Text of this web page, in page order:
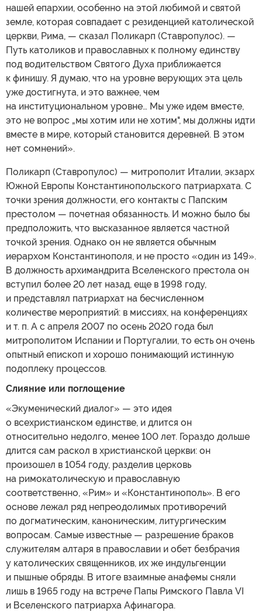
нашей епархии, особенно на этой любимой и святой
земле, которая совпадает с резиденцией католической
церкви, Рима, — сказал Поликарп (Ставропулос). —
Путь католиков и православных к полному единству
под водительством Святого Духа приближается
к финишу. Я думаю, что на уровне верующих эта цель
уже достигнута, и это важнее, чем
на институциональном уровне… Мы уже идем вместе,
это не вопрос „мы хотим или не хотим", мы должны идти
вместе в мире, который становится деревней. В этом
нет сомнений».
Поликарп (Ставропулос) — митрополит Италии, экзарх
Южной Европы Константинопольского патриархата. С
точки зрения должности, его контакты с Папским
престолом — почетная обязанность. И можно было бы
предположить, что высказанное является частной
точкой зрения. Однако он не является обычным
иерархом Константинополя, и не просто «один из 149».
В должность архимандрита Вселенского престола он
вступил более 20 лет назад, еще в 1998 году,
и представлял патриархат на бесчисленном
количестве мероприятий: в миссиях, на конференциях
и т. п. А с апреля 2007 по осень 2020 года был
митрополитом Испании и Португалии, то есть он очень
опытный епископ и хорошо понимающий истинную
подоплеку процессов.
Слияние или поглощение
«Экуменический диалог» — это идея
о всехристианском единстве, и длится он
относительно недолго, менее 100 лет. Гораздо дольше
длится сам раскол в христианской церкви: он
произошел в 1054 году, разделив церковь
на римокатолическую и православную
соответственно, «Рим» и «Константинополь». В его
основе лежал ряд непреодолимых противоречий
по догматическим, каноническим, литургическим
вопросам. Самые известные — разрешение браков
служителям алтаря в православии и обет безбрачия
у католических священников, их же индульгенции
и пышные обряды. В итоге взаимные анафемы сняли
лишь в 1965 году на встрече Папы Римского Павла VI
и Вселенского патриарха Афинагора.